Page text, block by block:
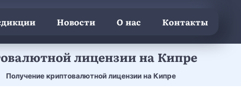
Новости О нас Контакты
лицензии на Кипре
Получение криптовалютной лицензии на Кипре